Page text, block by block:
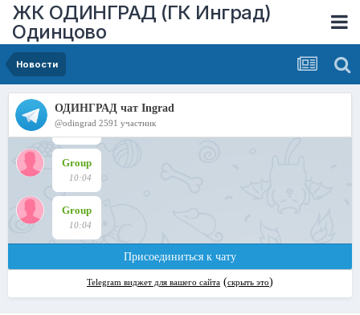
ЖК ОДИНГРАД (ГК Инград)
Одинцово
Новости